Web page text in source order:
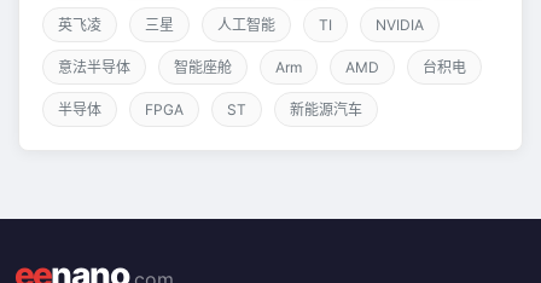
英飞凌 三星 人工智能 TI NVIDIA
意法半导体 智能座舱 Arm AMD 台积电
半导体 FPGA ST 新能源汽车
eenano